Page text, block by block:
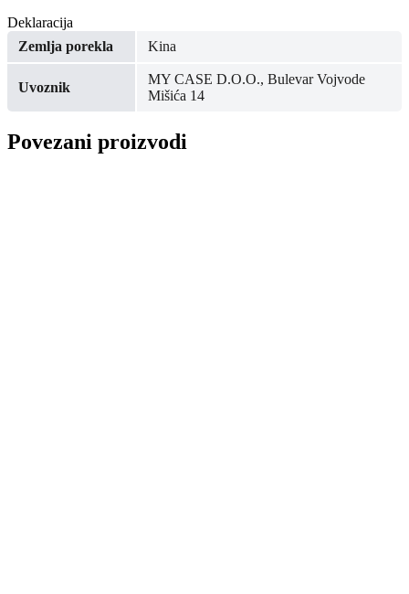
Deklaracija
Zemlja porekla
Kina
Uvoznik
MY CASE D.O.O., Bulevar Vojvode
Mišića 14
Povezani proizvodi